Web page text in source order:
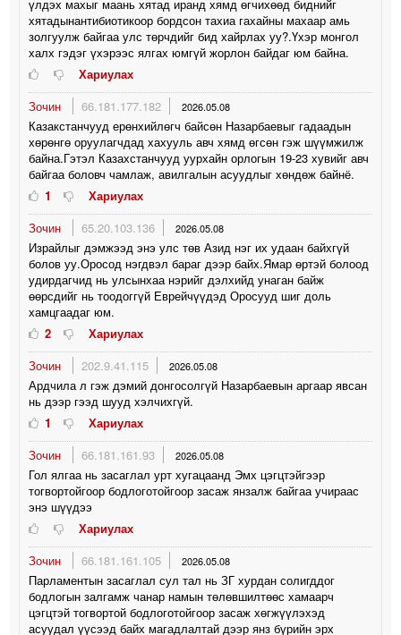
үлдэх махыг маань хятад иранд хямд өгчихөөд биднийг
хятадынантибиотикоор бордсон тахиа гахайны махаар амь
золгуулж байгаа улс төрчдийг бид хайрлах уу?.Үхэр монгол
халх гэдэг үхэрээс ялгах юмгүй жорлон байдаг юм байна.
Хариулах
Зочин
66.181.177.182 2026.05.08
Казакстанчууд ерөнхийлөгч байсөн Назарбаевыг гадаадын
хөрөнгө оруулагчдад хахууль авч хямд өгсөн гэж шүүмжилж
байна.Гэтэл Казахстанчууд уурхайн орлогын 19-23 хувийг авч
байгаа боловч чамлаж, авилгалын асуудлыг хөндөж байнё.
1
Хариулах
Зочин
65.20.103.136 2026.05.08
Израйлыг дэмжээд энэ улс төв Азид нэг их удаан байхгүй
болов уу.Оросод нэгдвэл бараг дээр байх.Ямар өртэй болоод
удирдагчид нь улсынхаа нэрийг дэлхийд унаган байж
өөрсдийг нь тоодоггүй Еврейчүүдэд Оросууд шиг доль
хамцгаадаг юм.
2
Хариулах
Зочин
202.9.41.115 2026.05.08
Ардчила л гэж дэмий донгосолгүй Назарбаевын аргаар явсан
нь дээр гээд шууд хэлчихгүй.
1
Хариулах
Зочин
66.181.161.93 2026.05.08
Гол ялгаа нь засаглал урт хугацаанд Эмх цэгцтэйгээр
тогвортойгоор бодлоготойгоор засаж янзалж байгаа учираас
энэ шүүдээ
Хариулах
Зочин
66.181.161.105 2026.05.08
Парламентын засаглал сул тал нь ЗГ хурдан солигддог
бодлогын залгамж чанар намын төлөвшилтөөс хамаарч
цэгцтэй тогвортой бодлоготойгоор засаж хөгжүүлэхэд
асуудал үүсээд байх магадлалтай дээр янз бүрийн эрх